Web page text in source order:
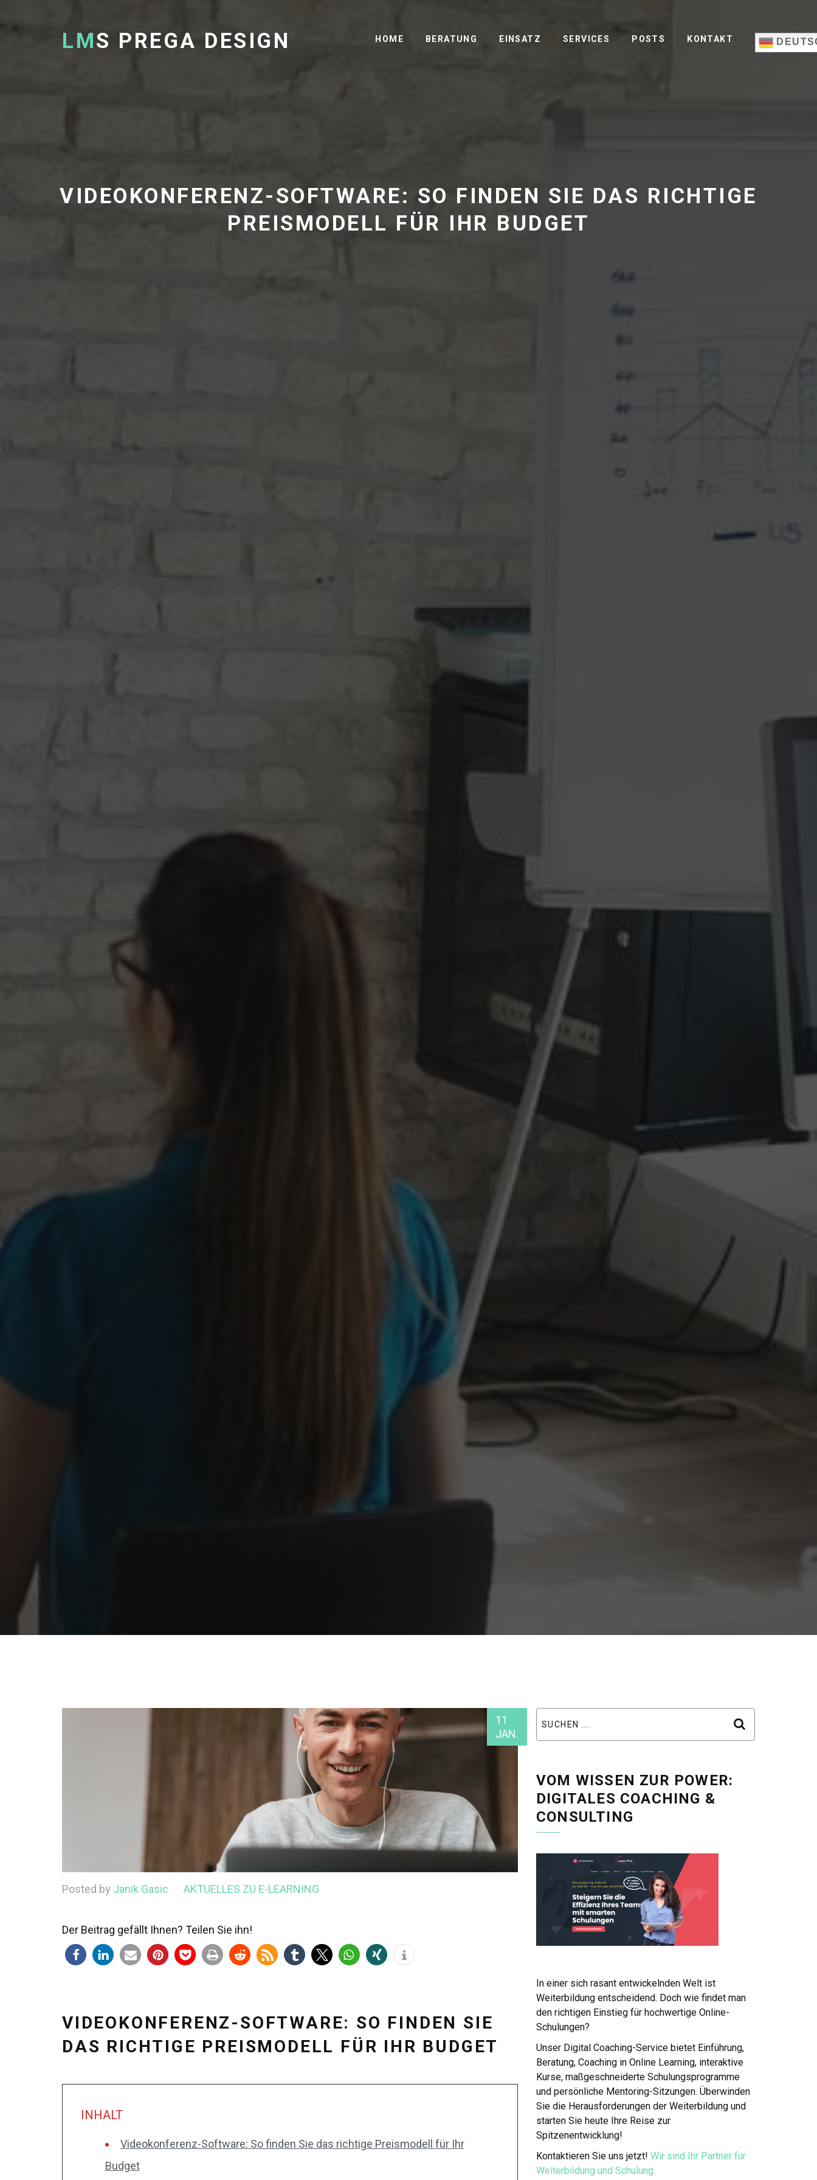
LMS PREGA DESIGN HOME BERATUNG EINSATZ SERVICES POSTS KONTAKT
VIDEOKONFERENZ-SOFTWARE: SO FINDEN SIE DAS RICHTIGE
PREISMODELL FÜR IHR BUDGET
11
JAN.
Posted by Janik Gasic AKTUELLES ZU E-LEARNING
Der Beitrag gefällt Ihnen? Teilen Sie ihn!
VIDEOKONFERENZ-SOFTWARE: SO FINDEN SIE
DAS RICHTIGE PREISMODELL FÜR IHR BUDGET
INHALT
Videokonferenz-Software: So finden Sie das richtige Preismodell für Ihr
Budget
VOM WISSEN ZUR POWER:
DIGITALES COACHING &
CONSULTING
In einer sich rasant entwickelnden Welt ist
Weiterbildung entscheidend. Doch wie findet man
den richtigen Einstieg für hochwertige Online-
Schulungen?
Unser Digital Coaching-Service bietet Einführung,
Beratung, Coaching in Online Learning, interaktive
Kurse, maßgeschneiderte Schulungsprogramme
und persönliche Mentoring-Sitzungen. Überwinden
Sie die Herausforderungen der Weiterbildung und
starten Sie heute Ihre Reise zur
Spitzenentwicklung!
Kontaktieren Sie uns jetzt! Wir sind Ihr Partner für
Weiterbildung und Schulung.